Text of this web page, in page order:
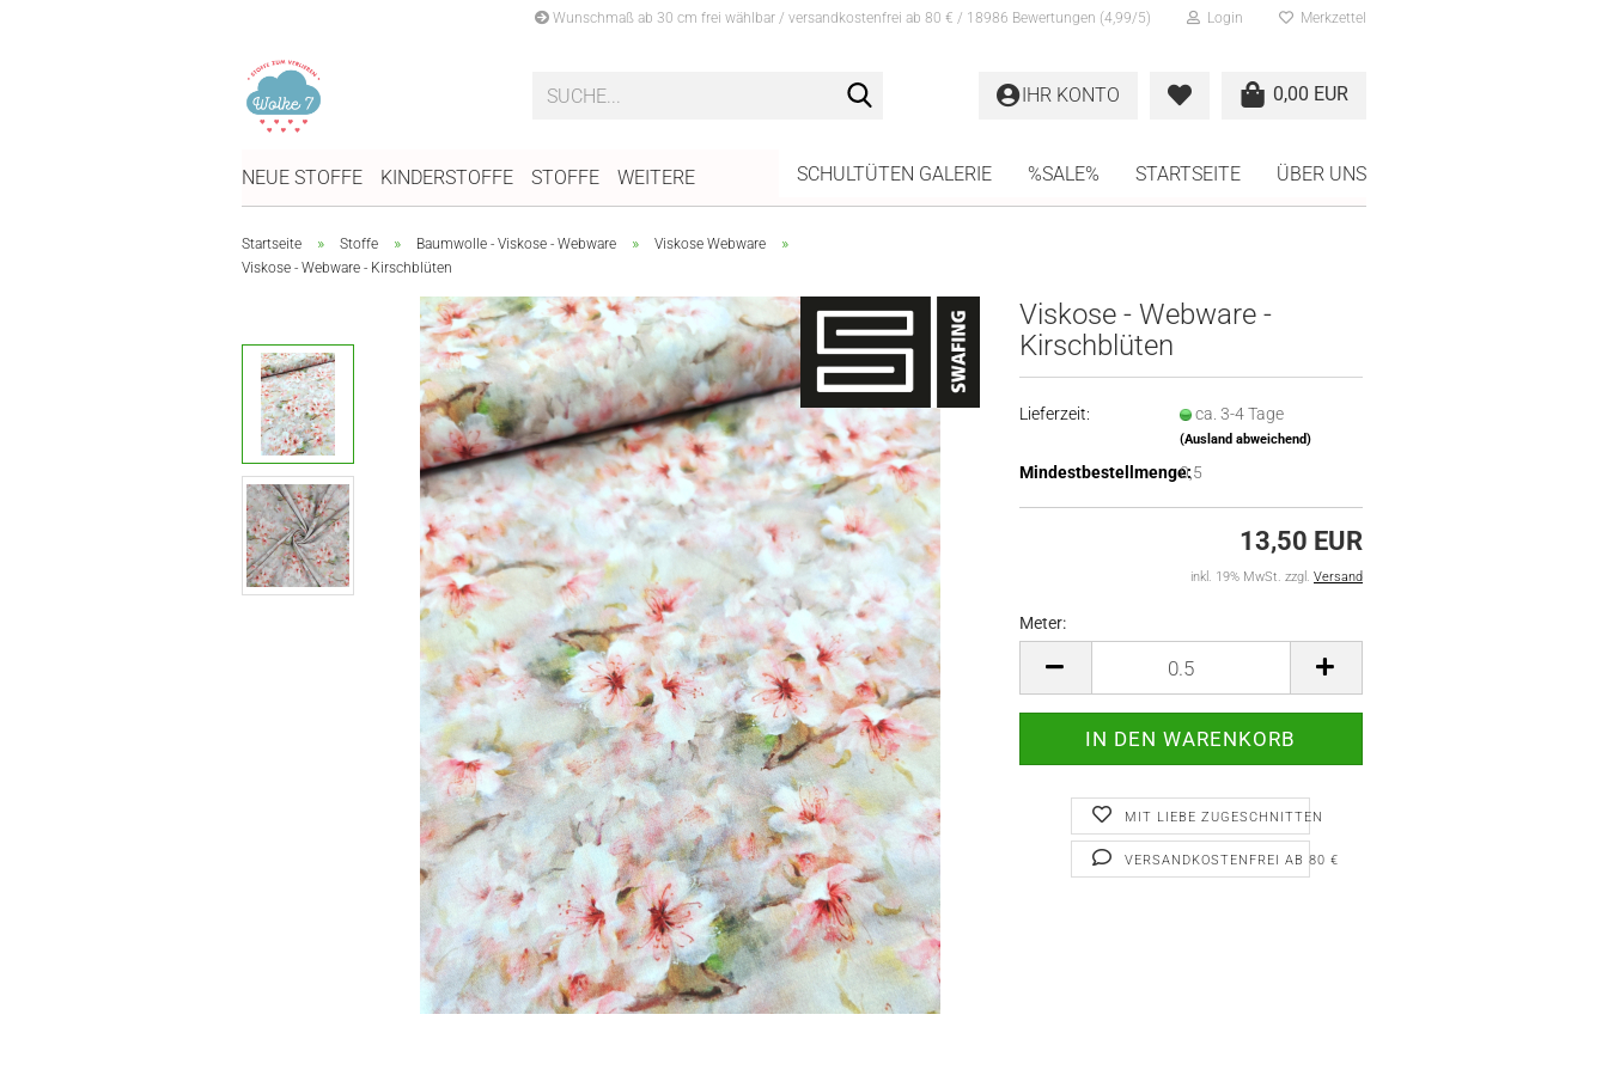
Wunschmaß ab 30 cm frei wählbar / versandkostenfrei ab 80 € / 18986 Bewertungen (4,99/5) Login Merkzettel
0,00 EUR
IHR KONTO
NEUE STOFFE KINDERSTOFFE STOFFE SCHULTÜTEN GALERIE %SALE% STARTSEITE ÜBER UNS
WEITERE
Startseite » Stoffe » Baumwolle - Viskose - Webware » Viskose Webware »
Viskose - Webware - Kirschblüten
Viskose - Webware -
Kirschblüten
Lieferzeit: ca. 3-4 Tage
(Ausland abweichend)
Mindestbestellmenge:0,5
13,50 EUR
inkl. 19% MwSt. zzgl. Versand
Meter:
Meter
MIT LIEBE ZUGESCHNITTEN
VERSANDKOSTENFREI AB 80 €